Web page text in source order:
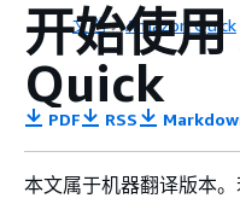
文档 Amazon Quick
开始使
Quick
PDF RSS
本文属于机器翻译版本